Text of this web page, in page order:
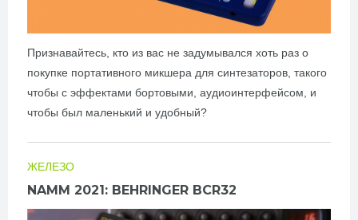
Признавайтесь, кто из вас не задумывался хоть раз о
покупке портативного микшера для синтезаторов, такого
чтобы с эффектами бортовыми, аудиоинтерфейсом, и
чтобы был маленький и удобный?
ЖЕЛЕЗО
NAMM 2021: BEHRINGER BCR32